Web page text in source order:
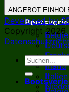
Irland
Italien
ANGEBOT
Developed by
Copyright